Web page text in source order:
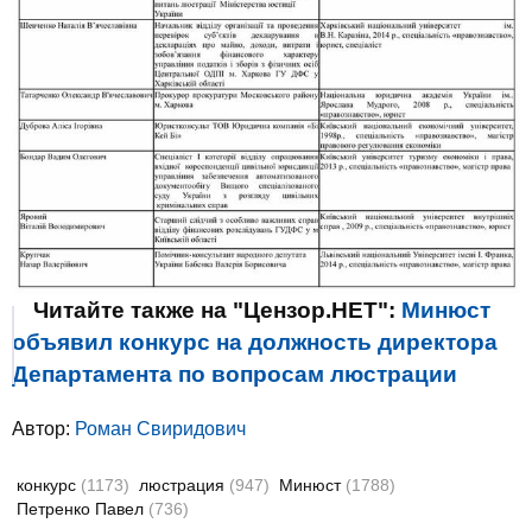
Читайте также на "Цензор.НЕТ": Минюст
объявил конкурс на должность директора
Департамента по вопросам люстрации
Автор: Роман Свиридович
конкурс (1173) люстрация (947) Минюст (1788)
Петренко Павел (736)